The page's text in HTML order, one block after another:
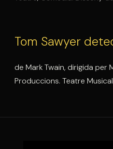
Tom Sawyer
de Mark Twain, dirigida per
Produccions. Teatre